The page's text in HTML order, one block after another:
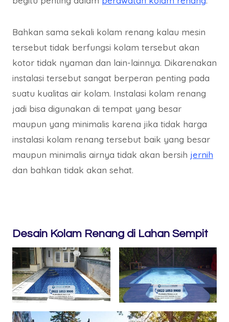
Bahkan sama sekali kolam renang kalau mesin
tersebut tidak berfungsi kolam tersebut akan
kotor tidak nyaman dan lain-lainnya. Dikarenakan
instalasi tersebut sangat berperan penting pada
suatu kualitas air kolam. Instalasi kolam renang
jadi bisa digunakan di tempat yang besar
maupun yang minimalis karena jika tidak harga
instalasi kolam renang tersebut baik yang besar
maupun minimalis airnya tidak akan bersih jernih
dan bahkan tidak akan sehat.
Desain Kolam Renang di Lahan Sempit